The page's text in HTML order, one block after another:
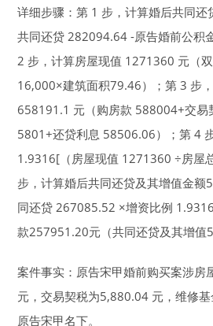
详细步骤：第 1 步，计算婚后共同
共同还贷 282094.64 -原告婚前公积
2 步，计算房屋现值 1271360 元（
16,000×建筑面积79.46）；第 3 步
658191.1 元（购房款 588004+交易
5801+还贷利息 58506.06）；第 4
1.9316[（房屋现值 1271360 ÷房屋
步，计算婚后共同还贷及其增值金
同还贷 267085.52 ×增资比例
款257951.20元（共同还贷及其增值
案件事实：原告宋甲婚前购买案涉
元，交易契税为5,880.04 元，维修
原告宋甲名下。